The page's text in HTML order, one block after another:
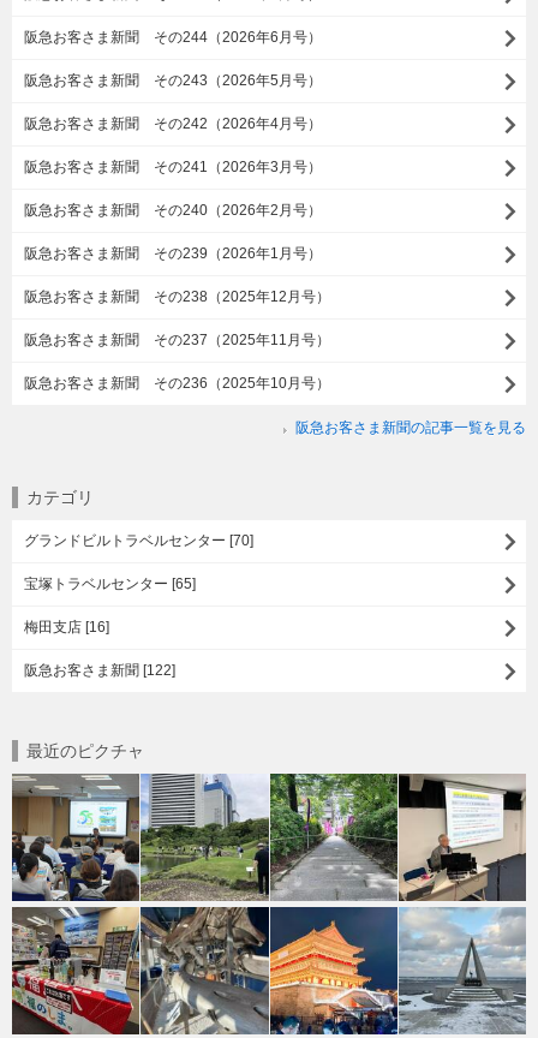
阪急お客さま新聞 その244（2026年6月号）
阪急お客さま新聞 その243（2026年5月号）
阪急お客さま新聞 その242（2026年4月号）
阪急お客さま新聞 その241（2026年3月号）
阪急お客さま新聞 その240（2026年2月号）
阪急お客さま新聞 その239（2026年1月号）
阪急お客さま新聞 その238（2025年12月号）
阪急お客さま新聞 その237（2025年11月号）
阪急お客さま新聞 その236（2025年10月号）
阪急お客さま新聞の記事一覧を見る
カテゴリ
グランドビルトラベルセンター [70]
宝塚トラベルセンター [65]
梅田支店 [16]
阪急お客さま新聞 [122]
最近のピクチャ